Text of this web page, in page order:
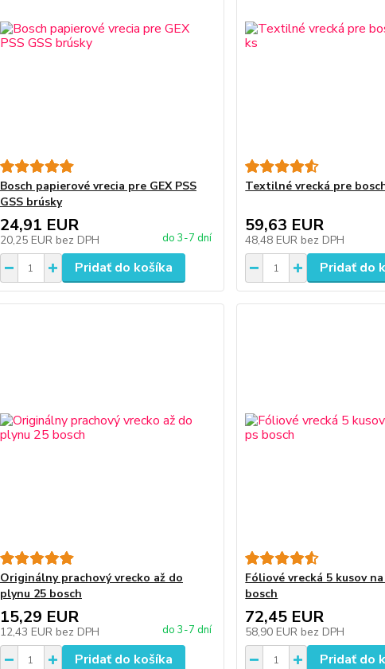
Bosch papierové vrecia pre GEX PSS
GSS brúsky
24,91 EUR
20,25 EUR bez DPH do 3-7 dní
Pridať do košíka
Textilné vrecká pre
59,63 EUR
48,48 EUR bez DPH
Pridať do
Originálny prachový vrecko až do
plynu 25 bosch
15,29 EUR
12,43 EUR bez DPH do 3-7 dní
Pridať do košíka
Fóliové vrecká 5 kusov
bosch
72,45 EUR
58,90 EUR bez DPH
Pridať do